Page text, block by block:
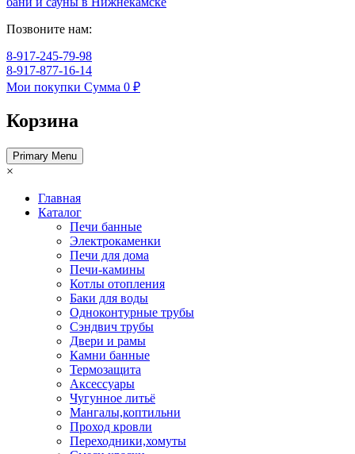
Позвоните нам:
8-917-245-79-98
8-917-877-16-14
Мои покупки Сумма 0 ₽
Корзина
Primary Menu
×
Главная
Каталог
Печи банные
Электрокаменки
Печи для дома
Печи-камины
Котлы отопления
Баки для воды
Одноконтурные трубы
Сэндвич трубы
Двери и рамы
Камни банные
Термозащита
Аксессуары
Чугунное литьё
Мангалы,коптильни
Проход кровли
Переходники,хомуты